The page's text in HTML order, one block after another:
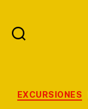
EXCURSIONES